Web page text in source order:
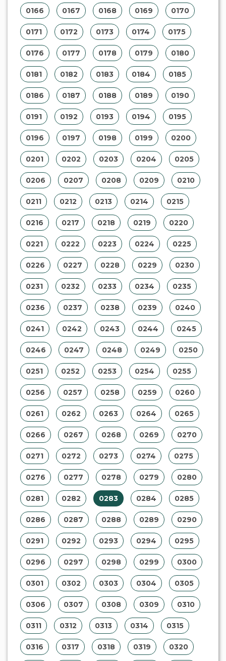
0166 0167 0168 0169 0170
0171 0172 0173 0174 0175
0176 0177 0178 0179 0180
0181 0182 0183 0184 0185
0186 0187 0188 0189 0190
0191 0192 0193 0194 0195
0196 0197 0198 0199 0200
0201 0202 0203 0204 0205
0206 0207 0208 0209 0210
0211 0212 0213 0214 0215
0216 0217 0218 0219 0220
0221 0222 0223 0224 0225
0226 0227 0228 0229 0230
0231 0232 0233 0234 0235
0236 0237 0238 0239 0240
0241 0242 0243 0244 0245
0246 0247 0248 0249 0250
0251 0252 0253 0254 0255
0256 0257 0258 0259 0260
0261 0262 0263 0264 0265
0266 0267 0268 0269 0270
0271 0272 0273 0274 0275
0276 0277 0278 0279 0280
0281 0282 0283 0284 0285
0286 0287 0288 0289 0290
0291 0292 0293 0294 0295
0296 0297 0298 0299 0300
0301 0302 0303 0304 0305
0306 0307 0308 0309 0310
0311 0312 0313 0314 0315
0316 0317 0318 0319 0320